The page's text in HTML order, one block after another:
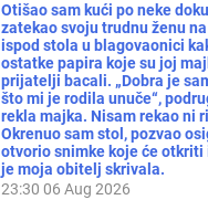
Otišao sam kući po neke
zatekao svoju trudnu ženu
ispod stola u blagovaonici
ostatke papira koje su joj
prijatelji bacali. „Dobra je
što mi je rodila unuče“,
rekla majka. Nisam rekao ni
Okrenuo sam stol, pozvao
otvorio snimke koje će otkriti
je moja obitelj skrivala.
23:30 06 Aug 2026